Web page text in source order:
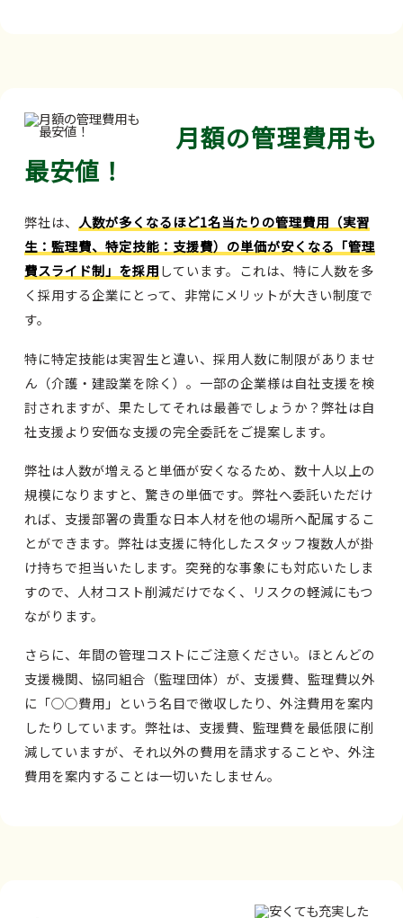
月額の管理費用も
最安値！
弊社は、 人数が多くなるほど1名当たりの管理費用（実習
生：監理費、特定技能：支援費）の単価が安くなる「管理
費スライド制」を採用しています。これは、特に人数を多
く採用する企業にとって、非常にメリットが大きい制度で
す。
特に特定技能は実習生と違い、採用人数に制限がありませ
ん（介護・建設業を除く）。一部の企業様は自社支援を検
討されますが、果たしてそれは最善でしょうか？弊社は自
社支援より安価な支援の完全委託をご提案します。
弊社は人数が増えると単価が安くなるため、数十人以上の
規模になりますと、驚きの単価です。弊社へ委託いただけ
れば、支援部署の貴重な日本人材を他の場所へ配属するこ
とができます。弊社は支援に特化したスタッフ複数人が掛
け持ちで担当いたします。突発的な事象にも対応いたしま
すので、人材コスト削減だけでなく、リスクの軽減にもつ
ながります。
さらに、年間の管理コストにご注意ください。ほとんどの
支援機関、協同組合（監理団体）が、支援費、監理費以外
に「○○費用」という名目で徴収したり、外注費用を案内
したりしています。弊社は、支援費、監理費を最低限に削
減していますが、それ以外の費用を請求することや、外注
費用を案内することは一切いたしません。